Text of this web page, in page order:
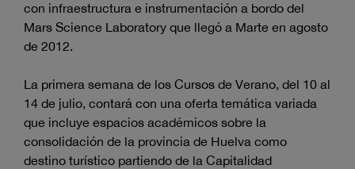
con infraestructura e instrumentación a bordo del
Mars Science Laboratory que llegó a Marte en agosto
de 2012.
La primera semana de los Cursos de Verano, del 10 al
14 de julio, contará con una oferta temática variada
que incluye espacios académicos sobre la
consolidación de la provincia de Huelva como
destino turístico partiendo de la Capitalidad